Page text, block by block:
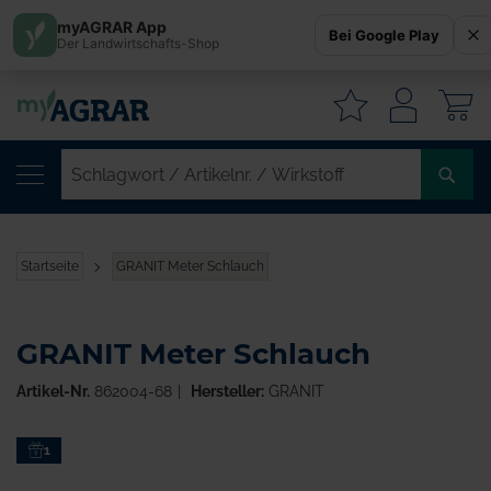
Startseite GRANIT Meter Schlauch
Zum1
GRANIT Meter Schlauch
Artikel-Nr. 862004-68 Hersteller:GRANIT
myAGRAR App
Der Landwirtschafts-Shop Bei Google Play